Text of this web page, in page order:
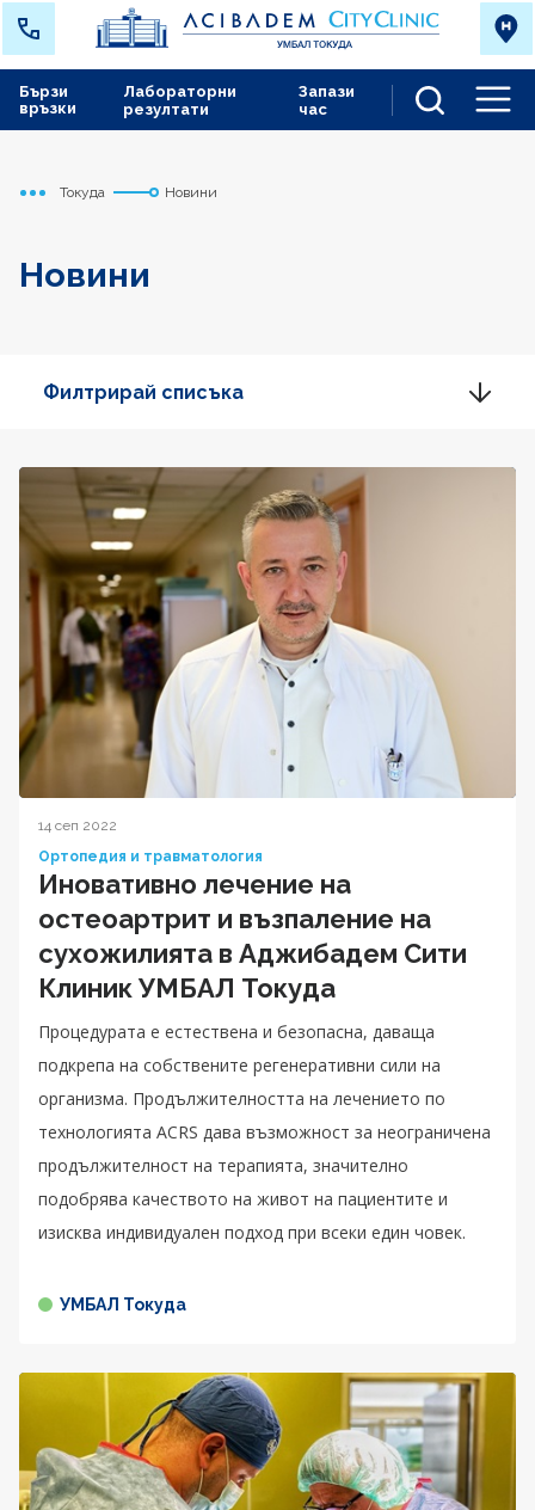
Лабораторни
резултати
Запази
час
Бързи
връзки
Начало
Токуда Новини
Новини
Филтрирай списъка
14 сеп 2022
Ортопедия и травматология
Иновативно лечение на
остеоартрит и възпаление на
сухожилията в Аджибадем Сити
Клиник УМБАЛ Токуда
Процедурата е естествена и безопасна, даваща
подкрепа на собствените регенеративни сили на
организма. Продължителността на лечението по
технологията ACRS дава възможност за неограничена
продължителност на терапията, значително
подобрява качеството на живот на пациентите и
изисква индивидуален подход при всеки един човек.
УМБАЛ Токуда